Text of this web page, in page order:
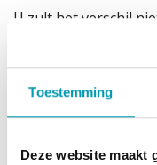
Toestemming
Deze website maakt
U zult het verschil
Suikers zonder kcal,
voor in het dieet
hun gezondheid